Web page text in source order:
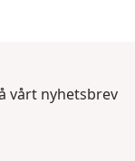
vårt nyhetsbrev